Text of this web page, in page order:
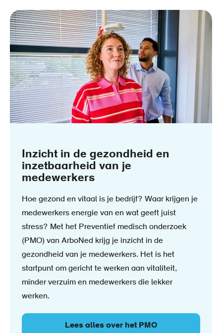
Inzicht in de gezondheid en
inzetbaarheid van je
medewerkers
Hoe gezond en vitaal is je bedrijf? Waar krijgen je
medewerkers energie van en wat geeft juist
stress? Met het Preventief medisch onderzoek
(PMO) van ArboNed krijg je inzicht in de
gezondheid van je medewerkers. Het is het
startpunt om gericht te werken aan vitaliteit,
minder verzuim en medewerkers die lekker
werken.
Lees alles over het PMO